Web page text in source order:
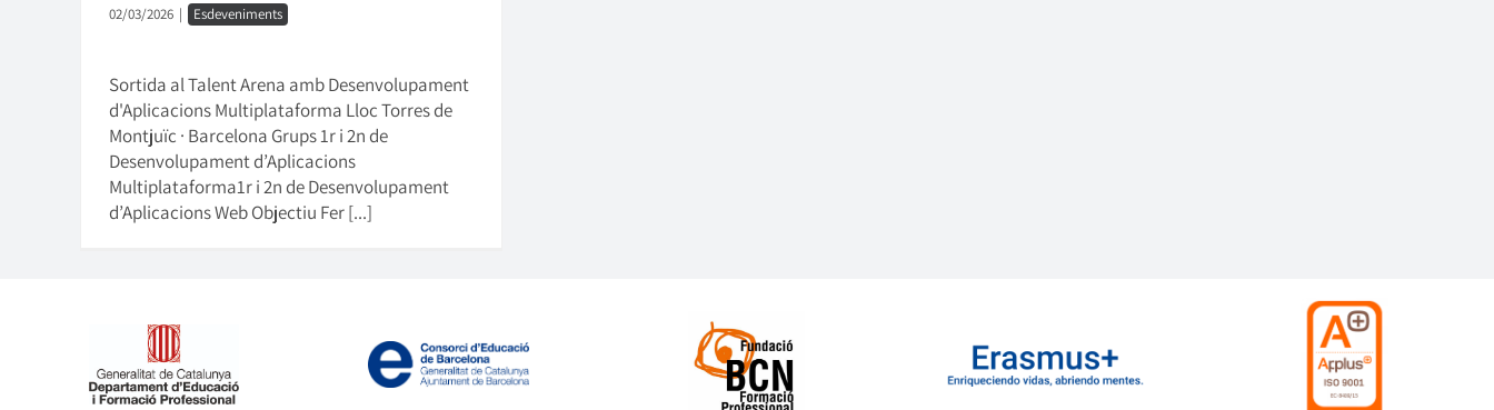
02/03/2026 | Esdeveniments
Sortida al Talent Arena amb Desenvolupament
d'Aplicacions Multiplataforma Lloc Torres de
Montjuïc · Barcelona Grups 1r i 2n de
Desenvolupament d’Aplicacions
Multiplataforma1r i 2n de Desenvolupament
d’Aplicacions Web Objectiu Fer [...]